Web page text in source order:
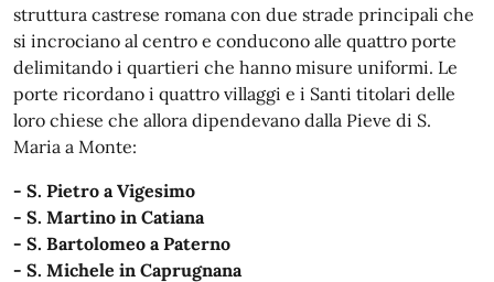
struttura castrese romana con due strade principali che
si incrociano al centro e conducono alle quattro porte
delimitando i quartieri che hanno misure uniformi. Le
porte ricordano i quattro villaggi e i Santi titolari delle
loro chiese che allora dipendevano dalla Pieve di S.
Maria a Monte:
- S. Pietro a Vigesimo
- S. Martino in Catiana
- S. Bartolomeo a Paterno
- S. Michele in Caprugnana